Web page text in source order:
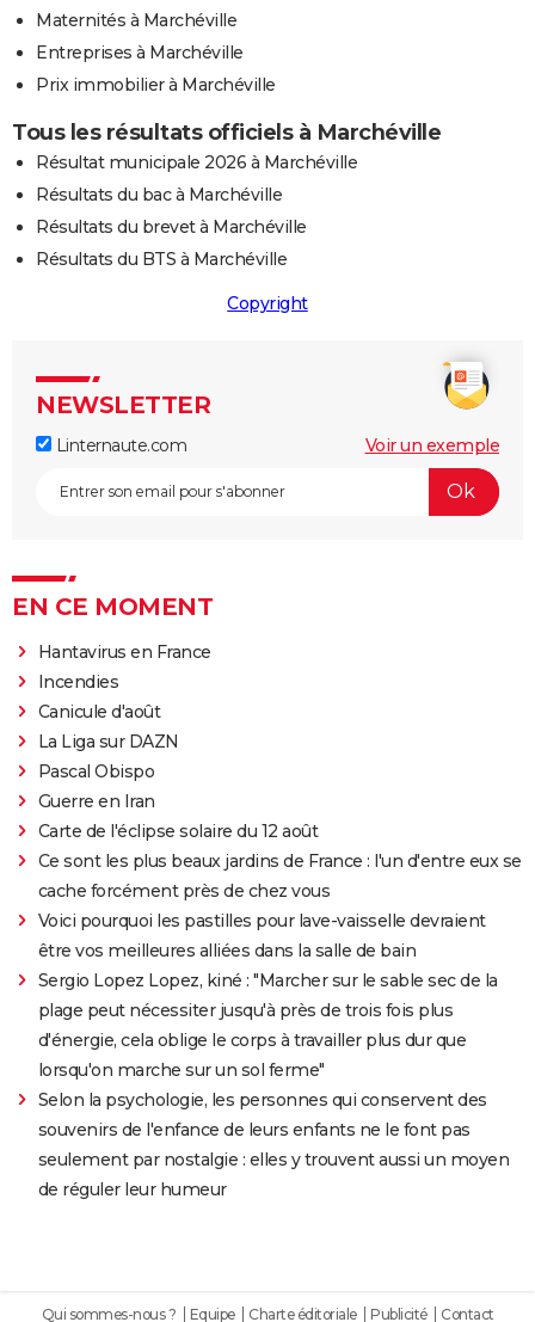
Maternités à Marchéville
Entreprises à Marchéville
Prix immobilier à Marchéville
Tous les résultats officiels à Marchéville
Résultat municipale 2026 à Marchéville
Résultats du bac à Marchéville
Résultats du brevet à Marchéville
Résultats du BTS à Marchéville
Copyright
NEWSLETTER
Linternaute.com Voir un exemple
EN CE MOMENT
Hantavirus en France
Incendies
Canicule d'août
La Liga sur DAZN
Pascal Obispo
Guerre en Iran
Carte de l'éclipse solaire du 12 août
Ce sont les plus beaux jardins de France : l'un d'entre eux se
cache forcément près de chez vous
Voici pourquoi les pastilles pour lave-vaisselle devraient
être vos meilleures alliées dans la salle de bain
Sergio Lopez Lopez, kiné : "Marcher sur le sable sec de la
plage peut nécessiter jusqu'à près de trois fois plus
d'énergie, cela oblige le corps à travailler plus dur que
lorsqu'on marche sur un sol ferme"
Selon la psychologie, les personnes qui conservent des
souvenirs de l'enfance de leurs enfants ne le font pas
seulement par nostalgie : elles y trouvent aussi un moyen
de réguler leur humeur
Qui sommes-nous ? Equipe Charte éditoriale Publicité Contact